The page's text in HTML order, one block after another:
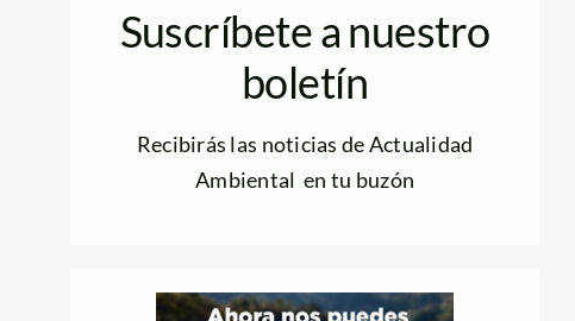
Suscríbete a nuestro
boletín
Recibirás las noticias de Actualidad
Ambiental en tu buzón